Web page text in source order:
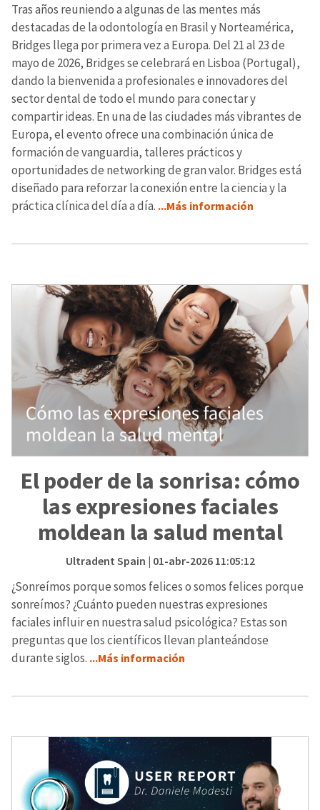
Tras años reuniendo a algunas de las mentes más
destacadas de la odontología en Brasil y Norteamérica,
Bridges llega por primera vez a Europa. Del 21 al 23 de
mayo de 2026, Bridges se celebrará en Lisboa (Portugal),
dando la bienvenida a profesionales e innovadores del
sector dental de todo el mundo para conectar y
compartir ideas. En una de las ciudades más vibrantes de
Europa, el evento ofrece una combinación única de
formación de vanguardia, talleres prácticos y
oportunidades de networking de gran valor. Bridges está
diseñado para reforzar la conexión entre la ciencia y la
práctica clínica del día a día. ...Más información
El poder de la sonrisa: cómo
las expresiones faciales
moldean la salud mental
Ultradent Spain | 01-abr-2026 11:05:12
¿Sonreímos porque somos felices o somos felices porque
sonreímos? ¿Cuánto pueden nuestras expresiones
faciales influir en nuestra salud psicológica? Estas son
preguntas que los científicos llevan planteándose
durante siglos. ...Más información